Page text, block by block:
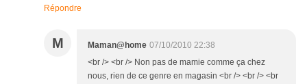
Répondre
M Maman@home 07/10/2010 22:38
<br /> <br /> Non pas de mamie comme ça chez
nous, rien de ce genre en magasin <br /> <br /> <br